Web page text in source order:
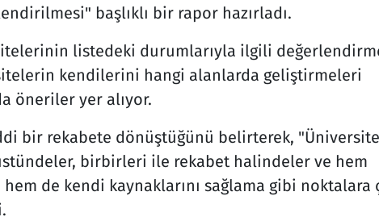
başlıklı bir rapor hazırladı.
listedeki durumlarıyla ilgili
kendilerini hangi alanlarda geliştirmeleri
öneriler yer alıyor.
bir rekabete dönüştüğünü belirterek,
birbirleri ile rekabet halindeler ve hem
de kendi kaynaklarını sağlama gibi noktalara